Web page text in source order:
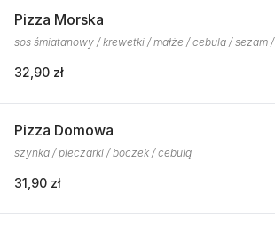
Pizza Morska
sos śmiatanowy / krewetki / małże / cebula / sezam
32,90 zł
Pizza Domowa
szynka / pieczarki / boczek / cebulą
31,90 zł